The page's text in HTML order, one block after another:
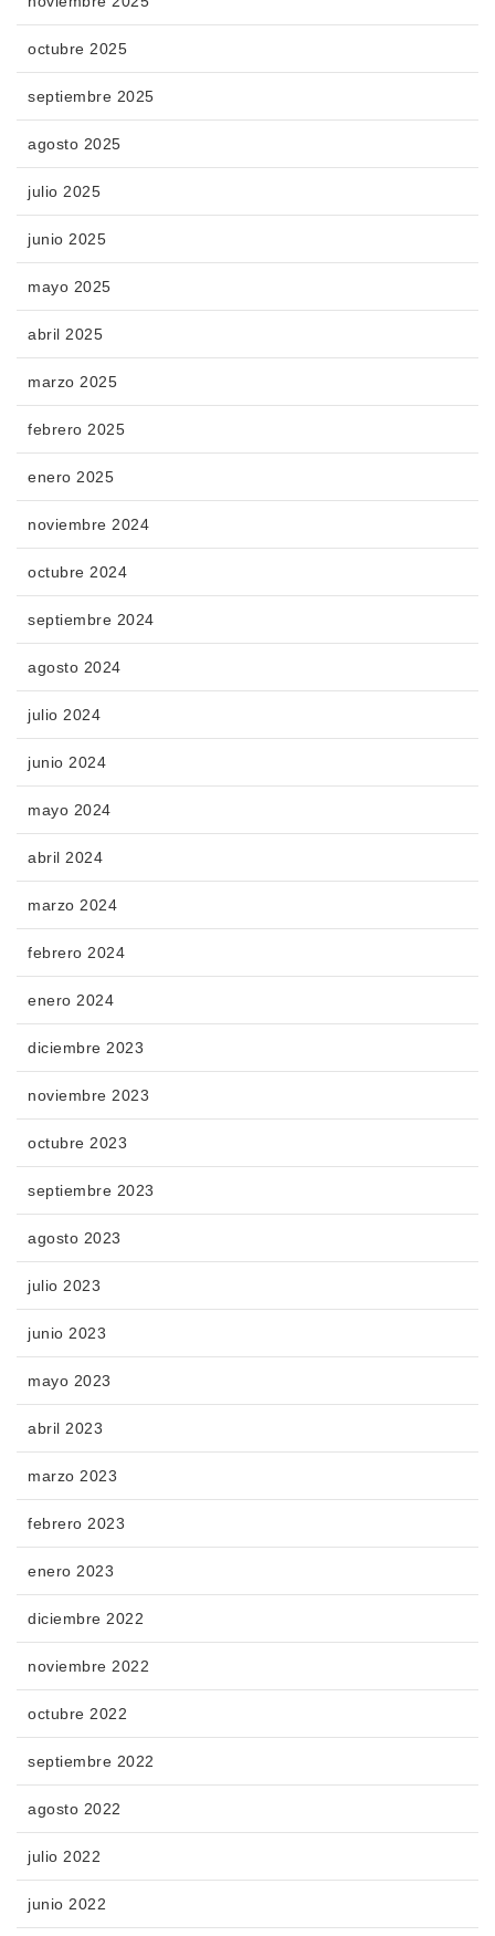
octubre 2025
septiembre 2025
agosto 2025
julio 2025
junio 2025
mayo 2025
abril 2025
marzo 2025
febrero 2025
enero 2025
noviembre 2024
octubre 2024
septiembre 2024
agosto 2024
julio 2024
junio 2024
mayo 2024
abril 2024
marzo 2024
febrero 2024
enero 2024
diciembre 2023
noviembre 2023
octubre 2023
septiembre 2023
agosto 2023
julio 2023
junio 2023
mayo 2023
abril 2023
marzo 2023
febrero 2023
enero 2023
diciembre 2022
noviembre 2022
octubre 2022
septiembre 2022
agosto 2022
julio 2022
junio 2022